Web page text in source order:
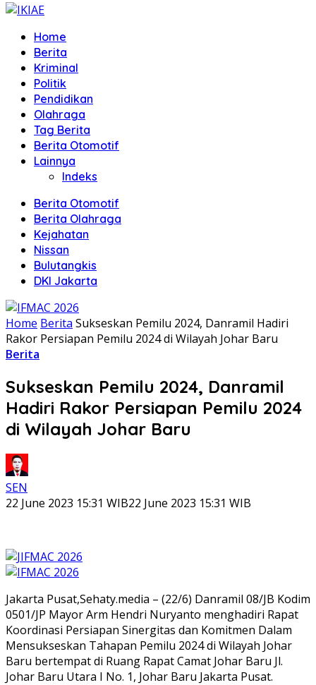
Home
Berita
Kriminal
Politik
Pendidikan
Olahraga
Tag Berita
Berita Otomotif
Lainnya
Indeks
Berita Otomotif
Berita Olahraga
Kejahatan
Nissan
Bulutangkis
DKI Jakarta
Home Berita Sukseskan Pemilu 2024, Danramil Hadiri
Rakor Persiapan Pemilu 2024 di Wilayah Johar Baru
Berita
Sukseskan Pemilu 2024, Danramil
Hadiri Rakor Persiapan Pemilu 2024
di Wilayah Johar Baru
SEN
22 June 2023 15:31 WIB22 June 2023 15:31 WIB
Jakarta Pusat,Sehaty.media – (22/6) Danramil 08/JB Kodim
0501/JP Mayor Arm Hendri Nuryanto menghadiri Rapat
Koordinasi Persiapan Sinergitas dan Komitmen Dalam
Mensukseskan Tahapan Pemilu 2024 di Wilayah Johar
Baru bertempat di Ruang Rapat Camat Johar Baru Jl.
Johar Baru Utara I No. 1, Johar Baru Jakarta Pusat.